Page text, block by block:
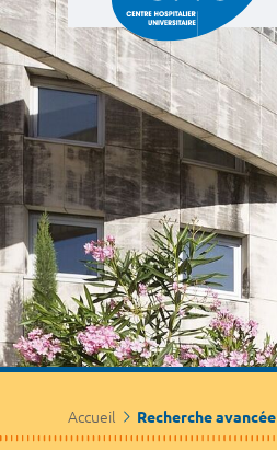
Accueil Recherche avancée